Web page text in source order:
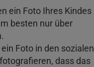
ein Foto Ihres Kindes
besten nur über
ein Foto in den sozialen
dass das